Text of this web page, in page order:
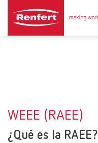
WEEE (RAEE)
¿Qué es la RAEE?